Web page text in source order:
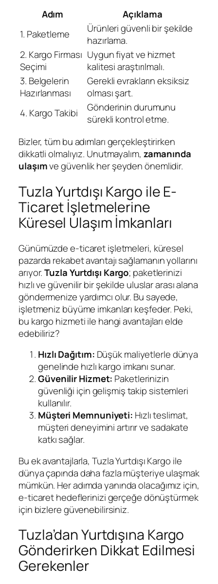
Adım
Açıklama
1. Paketleme
Ürünleri güvenli bir şekilde
hazırlama.
2. Kargo Firması
Seçimi
Uygun fiyat ve hizmet
kalitesi araştırılmalı.
3. Belgelerin
Hazırlanması
Gerekli evrakların eksiksiz
olması şart.
4. Kargo Takibi
Gönderinin durumunu
sürekli kontrol etme.
Bizler, tüm bu adımları gerçekleştirirken
dikkatli olmalıyız. Unutmayalım, zamanında
ulaşımve güvenlik her şeyden önemlidir.
Tuzla Yurtdışı Kargo ile E-
Ticaret İşletmelerine
Küresel Ulaşım İmkanları
Günümüzde e-ticaret işletmeleri, küresel
pazarda rekabet avantajı sağlamanın yollarını
arıyor.Tuzla Yurtdışı Kargo; paketlerinizi
hızlı ve güvenilir bir şekilde uluslar arası alana
göndermenize yardımcı olur. Bu sayede,
işletmeniz büyüme imkanları keşfeder. Peki,
bu kargo hizmeti ile hangi avantajları elde
edebiliriz?
Hızlı Dağıtım: Düşük maliyetlerle dünya
genelinde hızlı kargo imkanı sunar.
Güvenilir Hizmet: Paketlerinizin
güvenliği için gelişmiş takip sistemleri
kullanılır.
Müşteri Memnuniyeti: Hızlı teslimat,
müşteri deneyimini artırır ve sadakate
katkı sağlar.
Bu ek avantajlarla, Tuzla Yurtdışı Kargo ile
dünya çapında daha fazla müşteriye ulaşmak
mümkün. Her adımda yanında olacağımız için,
e-ticaret hedeflerinizi gerçeğe dönüştürmek
için bizlere güvenebilirsiniz.
Tuzla’dan Yurtdışına Kargo
Gönderirken Dikkat Edilmesi
Gerekenler